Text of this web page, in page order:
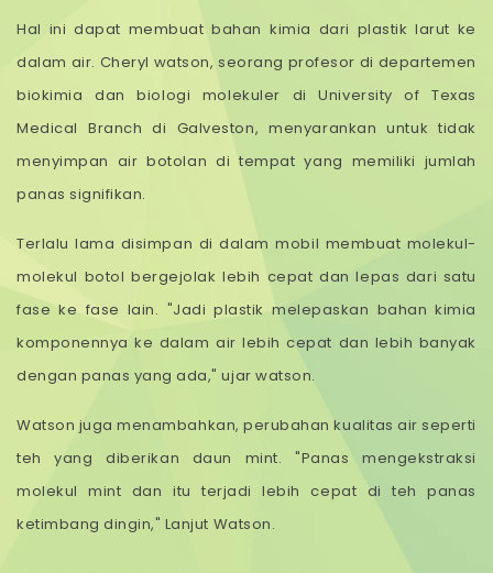
Hal ini dapat membuat bahan kimia dari plastik larut ke
dalam air. Cheryl watson, seorang profesor di departemen
biokimia dan biologi molekuler di University of Texas
Medical Branch di Galveston, menyarankan untuk tidak
menyimpan air botolan di tempat yang memiliki jumlah
panas signifikan.
Terlalu lama disimpan di dalam mobil membuat molekul-
molekul botol bergejolak lebih cepat dan lepas dari satu
fase ke fase lain. "Jadi plastik melepaskan bahan kimia
komponennya ke dalam air lebih cepat dan lebih banyak
dengan panas yang ada," ujar watson.
Watson juga menambahkan, perubahan kualitas air seperti
teh yang diberikan daun mint. "Panas mengekstraksi
molekul mint dan itu terjadi lebih cepat di teh panas
ketimbang dingin," Lanjut Watson.